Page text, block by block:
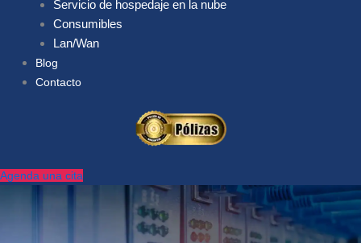
Servicio de hospedaje en la nube
Consumibles
Lan/Wan
Blog
Contacto
Agenda una cita